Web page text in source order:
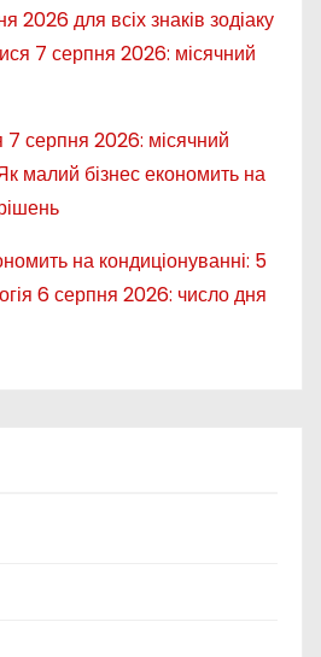
2026 для всіх знаків зодіаку
7 серпня 2026: місячний
серпня 2026: місячний
малий бізнес економить на
на кондиціонуванні: 5
6 серпня 2026: число дня